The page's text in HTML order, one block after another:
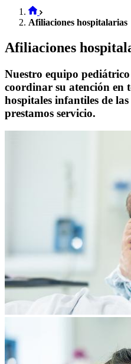
Afiliaciones hospitalarias
Afiliaciones
Nuestro equipo
coordinar su atención en
hospitales infantiles de
prestamos servicio.